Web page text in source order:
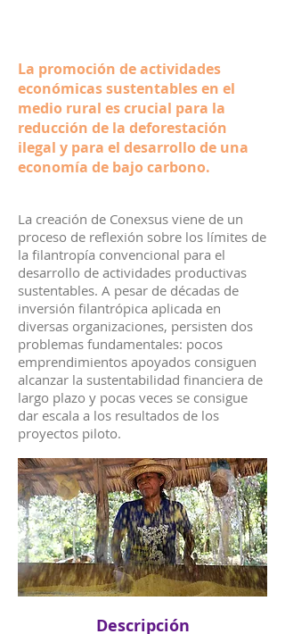
La promoción de actividades
económicas sustentables en el
medio rural es crucial para la
reducción de la deforestación
ilegal y para el desarrollo de una
economía de bajo carbono.
La creación de Conexsus viene de un
proceso de reflexión sobre los límites de
la filantropía convencional para el
desarrollo de actividades productivas
sustentables. A pesar de décadas de
inversión filantrópica aplicada en
diversas organizaciones, persisten dos
problemas fundamentales: pocos
emprendimientos apoyados consiguen
alcanzar la sustentabilidad financiera de
largo plazo y pocas veces se consigue
dar escala a los resultados de los
proyectos piloto.
Descripción